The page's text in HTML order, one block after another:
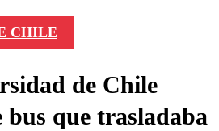
CHILE
de Chile
bus que trasladaba